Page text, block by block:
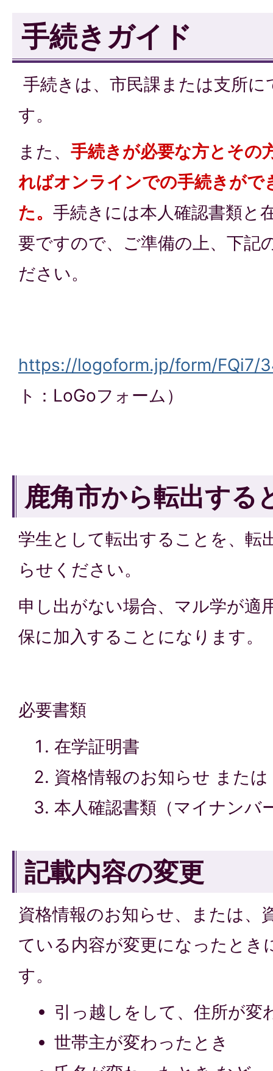
手続きガイド
手続きは、市民課または支所
す。
また、 手続きが必要な方とその
ればオンラインでの手続きがで
た。 手続きには本人確認書類と
要ですので、ご準備の上、下記
ださい。
https://logoform.jp/form/FQi7/
ト：LoGoフォーム）
鹿角市から転出する
学生として転出することを、転
らせください。
申し出がない場合、マル学が適
保に加入することになります。
必要書類
在学証明書
資格情報のお知らせ また
本人確認書類（マイナンバ
記載内容の変更
資格情報のお知らせ、または、
ている内容が変更になったとき
す。
引っ越しをして、住所が変
世帯主が変わったとき